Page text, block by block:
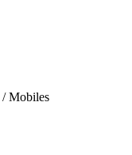
/ Mobiles